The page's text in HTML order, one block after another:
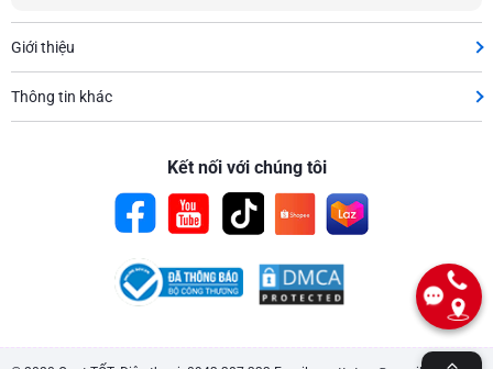
Giới thiệu
Thông tin khác
Kết nối với chúng tôi